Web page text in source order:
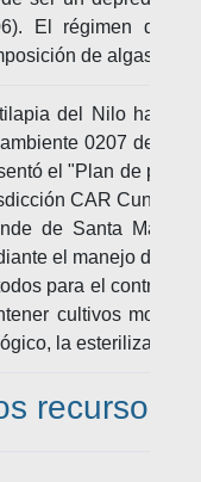
El régimen de
de algas de
del Nilo hace
0207 de
el "Plan de
CAR
de Santa Marta
el manejo de las
para el control
cultivos
la esterilización
recursos